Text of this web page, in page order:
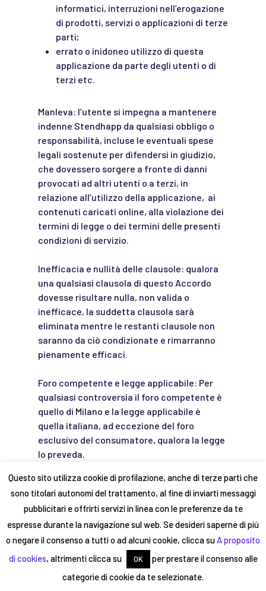
informatici, interruzioni nell’erogazione
di prodotti, servizi o applicazioni di terze
parti;
errato o inidoneo utilizzo di questa
applicazione da parte degli utenti o di
terzi etc.
Manleva: l’utente si impegna a mantenere
indenne Stendhapp da qualsiasi obbligo o
responsabilità, incluse le eventuali spese
legali sostenute per difendersi in giudizio,
che dovessero sorgere a fronte di danni
provocati ad altri utenti o a terzi, in
relazione all’utilizzo della applicazione, ai
contenuti caricati online, alla violazione dei
termini di legge o dei termini delle presenti
condizioni di servizio.
Inefficacia e nullità delle clausole: qualora
una qualsiasi clausola di questo Accordo
dovesse risultare nulla, non valida o
inefficace, la suddetta clausola sarà
eliminata mentre le restanti clausole non
saranno da ciò condizionate e rimarranno
pienamente efficaci.
Foro competente e legge applicabile: Per
qualsiasi controversia il foro competente è
quello di Milano e la legge applicabile è
quella italiana, ad eccezione del foro
esclusivo del consumatore, qualora la legge
lo preveda.
Stendhapp non è a pagamento per chi lo
utilizza e non lo sarà mai. Il progetto è
interamente finanziato attraverso
investimenti da parte dei soci, contributi
pubblici e attraverso le inserzioni da parte
delle realtà rappresentate sulla
Questo sito utilizza cookie di profilazione, anche di terze parti che
sono titolari autonomi del trattamento, al fine di inviarti messaggi
pubblicitari e offrirti servizi in linea con le preferenze da te
espresse durante la navigazione sul web. Se desideri saperne di più
o negare il consenso a tutti o ad alcuni cookie, clicca su A proposito
di cookies, altrimenti clicca su OK
per prestare il consenso alle
categorie di cookie da te selezionate.